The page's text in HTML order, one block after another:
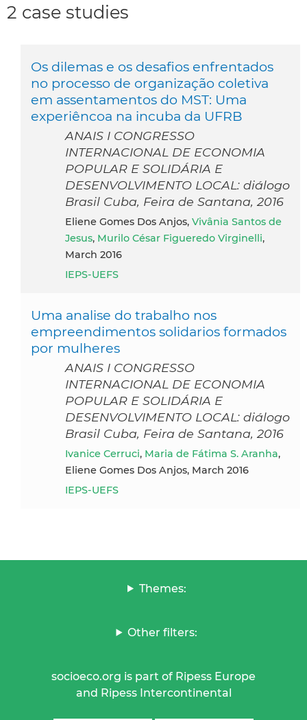
2 case studies
Os dilemas e os desafios enfrentados
no processo de organização coletiva
em assentamentos do MST: Uma
experiêncoa na incuba da UFRB
ANAIS I CONGRESSO
INTERNACIONAL DE ECONOMIA
POPULAR E SOLIDÁRIA E
DESENVOLVIMENTO LOCAL: diálogo
Brasil Cuba, Feira de Santana, 2016
Eliene Gomes Dos Anjos, Vivânia Santos de
Jesus, Murilo César Figueredo Virginelli,
March 2016
IEPS-UEFS
Uma analise do trabalho nos
empreendimentos solidarios formados
por mulheres
ANAIS I CONGRESSO
INTERNACIONAL DE ECONOMIA
POPULAR E SOLIDÁRIA E
DESENVOLVIMENTO LOCAL: diálogo
Brasil Cuba, Feira de Santana, 2016
Ivanice Cerruci, Maria de Fátima S. Aranha,
Eliene Gomes Dos Anjos, March 2016
IEPS-UEFS
Themes:
Other filters:
socioeco.org is part of Ripess Europe
and Ripess Intercontinental